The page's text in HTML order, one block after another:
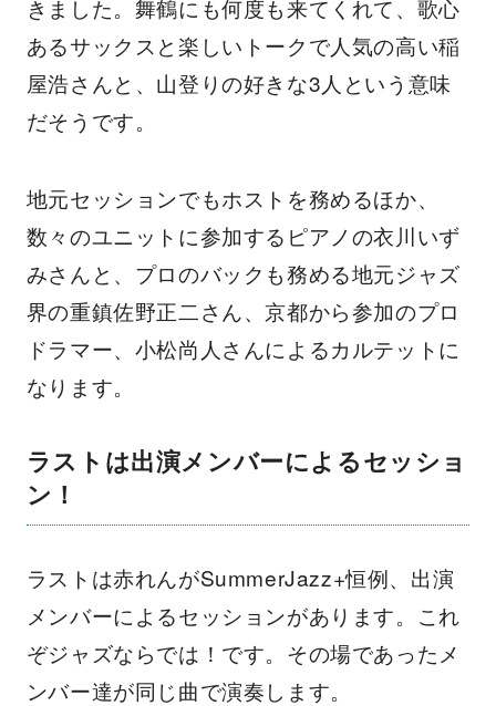
きました。舞鶴にも何度も来てくれて、歌心
あるサックスと楽しいトークで人気の高い稲
屋浩さんと、山登りの好きな3人という意味
だそうです。
地元セッションでもホストを務めるほか、
数々のユニットに参加するピアノの衣川いず
みさんと、プロのバックも務める地元ジャズ
界の重鎮佐野正二さん、京都から参加のプロ
ドラマー、小松尚人さんによるカルテットに
なります。
ラストは出演メンバーによるセッショ
ン！
ラストは赤れんがSummerJazz+恒例、出演
メンバーによるセッションがあります。これ
ぞジャズならでは！です。その場であったメ
ンバー達が同じ曲で演奏します。